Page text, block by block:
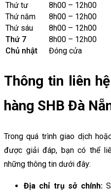
Thứ tư
8h00 – 12h00
Thứ năm
8h00 – 12h00
Thứ sáu
8h00 – 12h00
Thứ 7
8h00 – 12h00
Chủ nhật
Đóng cửa
Thông tin liên
hàng SHB Đà
Trong quá trình giao dịch
được giải đáp, bạn có thể
những thông tin dưới đây:
Địa chỉ trụ sở chính: